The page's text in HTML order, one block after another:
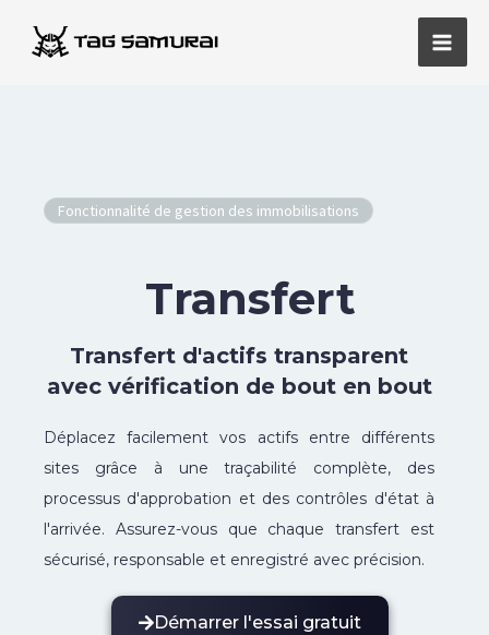
Fonctionnalité de gestion des immobilisations
Transfert
Transfert d'actifs transparent
avec vérification de bout en bout
Déplacez facilement vos actifs entre différents
sites grâce à une traçabilité complète, des
processus d'approbation et des contrôles d'état à
l'arrivée. Assurez-vous que chaque transfert est
sécurisé, responsable et enregistré avec précision.
Démarrer l'essai gratuit